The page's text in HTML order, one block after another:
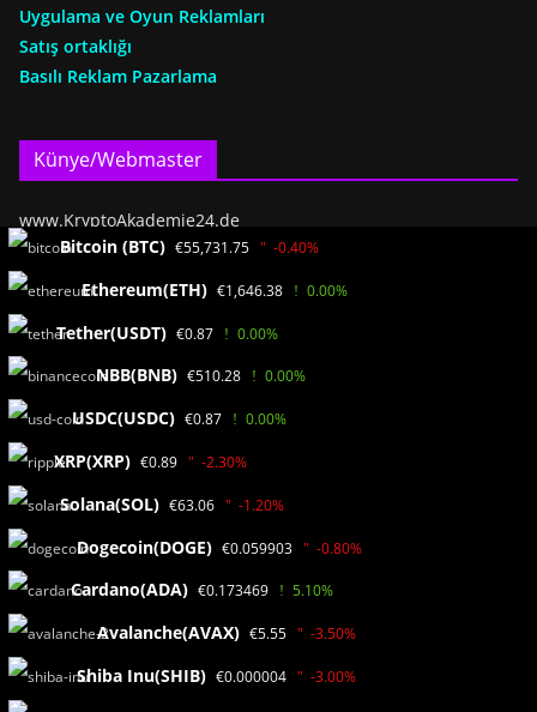
Uygulama ve Oyun Reklamları
Satış ortaklığı
Basılı Reklam Pazarlama
Künye/Webmaster
www.KryptoAkademie24.de
Ayhan Benzer(SEO)
Banyo yolu 2
55838 Bad Münster a.St.
Almanya / RLP
Medya verileri
Veri koruma
Sorumluluk Reddi
Künye
Biz kimiz?
Bitcoin (BTC) €55,731.75 -0.40%
Ethereum(ETH) €1,646.38 0.00%
Tether(USDT) €0.87 0.00%
NBB(BNB) €510.28 0.00%
USDC(USDC) €0.87 0.00%
XRP(XRP) €0.89 -2.30%
Solana(SOL) €63.06 -1.20%
Dogecoin(DOGE) €0.059903 -0.80%
Cardano(ADA) €0.173469 5.10%
Avalanche(AVAX) €5.55 -3.50%
Shiba Inu(SHIB) €0.000004 -3.00%